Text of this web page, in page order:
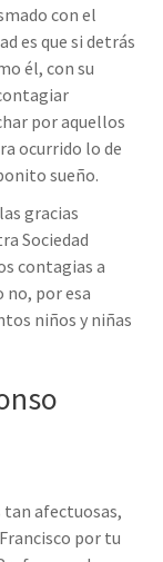
con el
es que si detrás
él, con su
por aquellos
ocurrido lo de
sueño.
gracias
Sociedad
contagias a
por esa
niños y niñas
tan afectuosas,
por tu